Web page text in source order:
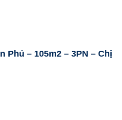
Phú – 105m2 – 3PN – Chị